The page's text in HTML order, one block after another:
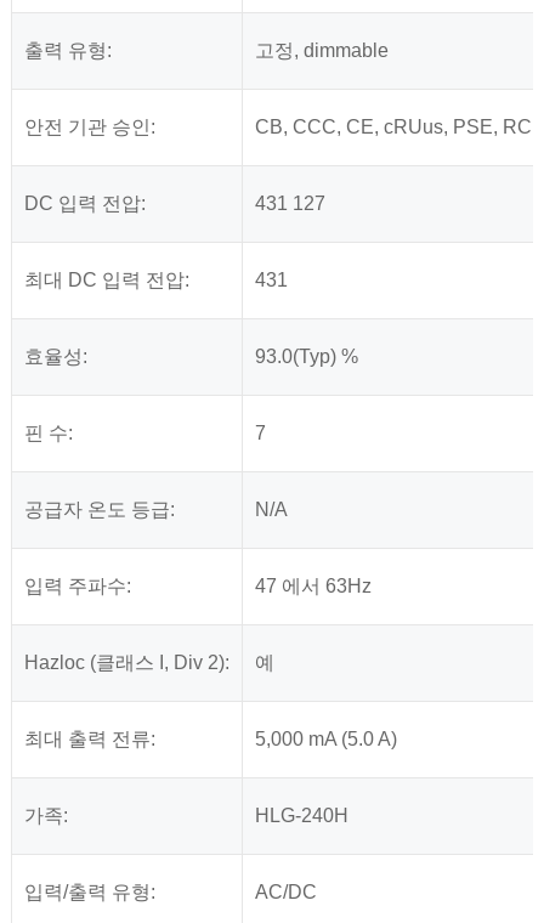
출력 유형: 고정, dimmable
안전 기관 승인: CB, CCC, CE, cRUus, PSE,
DC 입력 전압: 431 127
최대 DC 입력 전압: 431
효율성: 93.0(Typ) %
핀 수: 7
공급자 온도 등급: N/A
입력 주파수: 47 에서 63Hz
Hazloc (클래스 I, Div 2): 예
최대 출력 전류: 5,000 mA (5.0 A)
가족: HLG-240H
입력/출력 유형: AC/DC